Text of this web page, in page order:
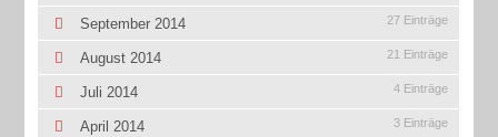
September 2014 27 Einträge
August 2014 21 Einträge
Juli 2014 4 Einträge
April 2014 3 Einträge